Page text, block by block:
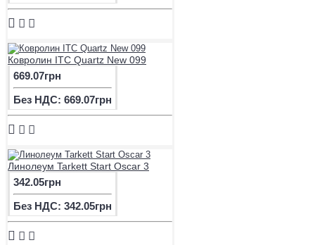
Ковролин ITC Quartz New 099
669.07грн
Без НДС: 669.07грн
Линолеум Tarkett Start Oscar 3
342.05грн
Без НДС: 342.05грн